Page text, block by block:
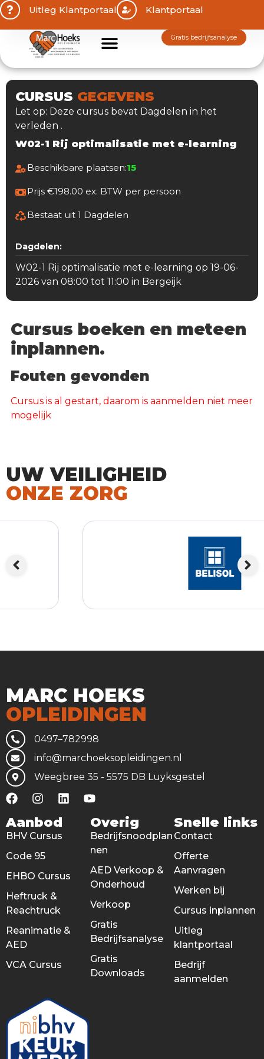
Uitleg Klantportaal Klantportaal
gratis bedrijfsanalyse
CURSUS GEGEVENS
Let op: Deze cursus bevat Dagdelen in het
verleden .
W02-1 Rij optimalisatie met e-learning
Beschikbare plaatsen:15
Prijs €198.00 ex. BTW per persoon
Bestaat uit 1 Dagdelen
Dagdelen:
W02-1 Rij optimalisatie met e-learning op 19-06-
2026 van 08:00 tot 11:00 in Bergeijk
Cursus boeken en meteen
inplannen.
Fouten gevonden
Cursus is al gestart, daarom is aanmelden niet meer
mogelijk
UW VEILIGHEID
ONZE ZORG
MARC HOEKS
OPLEIDINGEN
0497–782998
info@marchoeksopleidingen.nl
Weegbree 35 - 5575 DB Luyksgestel
Aanbod
BHV Cursus
Code 95
EHBO Cursus
Heftruck &
Reachtruck
Reanimatie &
AED
VCA Cursus
Overig
Bedrijfsnoodplan
nen
AED Verkoop &
Onderhoud
Verkoop
Gratis
Bedrijfsanalyse
Gratis
Downloads
Snelle links
Contact
Offerte
Aanvragen
Werken bij
Cursus inplannen
Uitleg
klantportaal
Bedrijf
aanmelden